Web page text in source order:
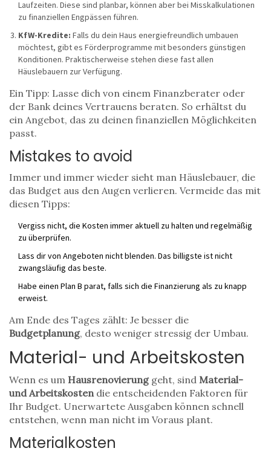
Laufzeiten. Diese sind planbar, können aber bei Misskalkulationen
zu finanziellen Engpässen führen.
KfW-Kredite: Falls du dein Haus energiefreundlich umbauen
möchtest, gibt es Förderprogramme mit besonders günstigen
Konditionen. Praktischerweise stehen diese fast allen
Häuslebauern zur Verfügung.
Ein Tipp: Lasse dich von einem Finanzberater oder
der Bank deines Vertrauens beraten. So erhältst du
ein Angebot, das zu deinen finanziellen Möglichkeiten
passt.
Mistakes to avoid
Immer und immer wieder sieht man Häuslebauer, die
das Budget aus den Augen verlieren. Vermeide das mit
diesen Tipps:
Vergiss nicht, die Kosten immer aktuell zu halten und regelmäßig
zu überprüfen.
Lass dir von Angeboten nicht blenden. Das billigste ist nicht
zwangsläufig das beste.
Habe einen Plan B parat, falls sich die Finanzierung als zu knapp
erweist.
Am Ende des Tages zählt: Je besser die
Budgetplanung, desto weniger stressig der Umbau.
Material- und Arbeitskosten
Wenn es um Hausrenovierunggeht, sind Material-
und Arbeitskostendie entscheidenden Faktoren für
Ihr Budget. Unerwartete Ausgaben können schnell
entstehen, wenn man nicht im Voraus plant.
Materialkosten